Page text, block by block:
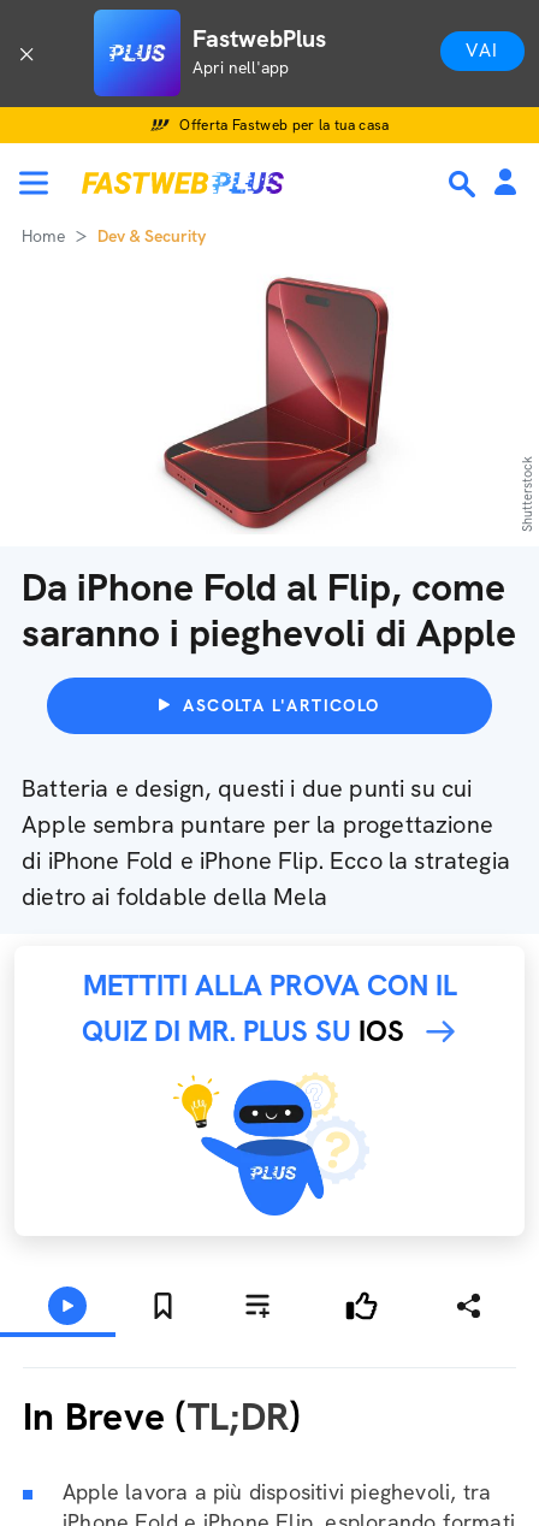
FastwebPlus
Apri nell'app
VAI
Offerta Fastweb per la tua casa
Home Dev & Security
Da iPhone Fold al Flip, come
saranno i pieghevoli di Apple
ASCOLTA L'ARTICOLO
Batteria e design, questi i due punti su cui
Apple sembra puntare per la progettazione
di iPhone Fold e iPhone Flip. Ecco la strategia
dietro ai foldable della Mela
Shutterstock
METTITI ALLA PROVA CON IL
QUIZ DI MR. PLUS SU IOS
In Breve (TL;DR)
Apple lavora a più dispositivi pieghevoli, tra